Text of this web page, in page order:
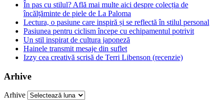
În pas cu stilul? Află mai multe aici despre colecția de
încălțăminte de piele de La Paloma
Lectura, o pasiune care inspiră și se reflectă în stilul personal
Pasiunea pentru ciclism începe cu echipamentul potrivit
Un stil inspirat de cultura japoneză
Hainele transmit mesaje din suflet
Izzy cea creativă scrisă de Terri Libenson (recenzie)
Arhive
Arhive